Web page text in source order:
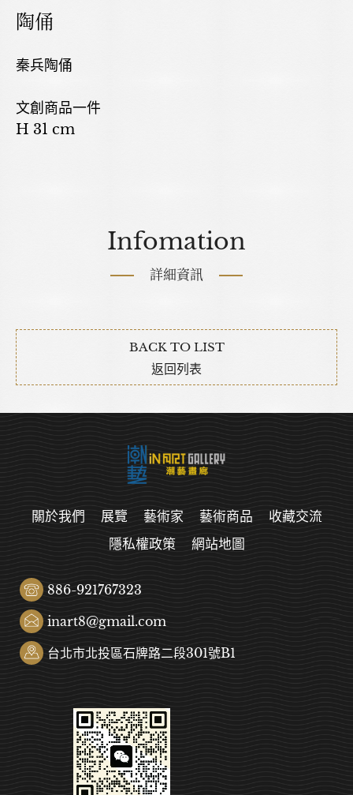
陶俑
秦兵陶俑
文創商品一件
H 31 cm
Infomation
詳細資訊
BACK TO LIST
返回列表
關於我們 展覽 藝術家 藝術商品
收藏交流
隱私權政策
網站地圖
886-921767323
inart8@gmail.com
台北市北投區石牌路二段301號B1